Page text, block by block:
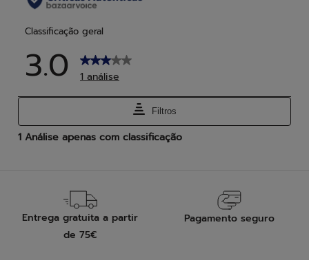
Entrega gratuita a partir
de 75€
Pagamento seguro